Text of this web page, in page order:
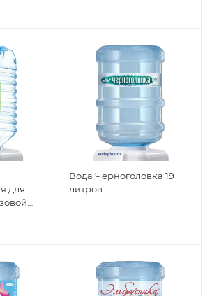
для
Вода Черноголовка 19
литров